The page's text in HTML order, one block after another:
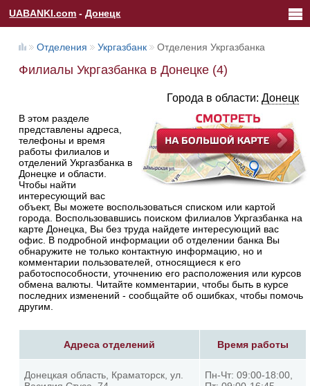
UABANKI.com -Донецк
Отделения Укргазбанк Отделения Укргазбанка
Филиалы Укргазбанка в Донецке (4)
Города в области: Донецк
В этом разделе
представлены адреса,
телефоны и время
работы филиалов и
отделений Укргазбанка в
Донецке и области.
Чтобы найти
интересующий вас
объект, Вы можете воспользоваться списком или картой
города. Воспользовавшись поиском филиалов Укргазбанка на
карте Донецка, Вы без труда найдете интересующий вас
офис. В подробной информации об отделении банка Вы
обнаружите не только контактную информацию, но и
комментарии пользователей, относящиеся к его
работоспособности, уточнению его расположения или курсов
обмена валюты. Читайте комментарии, чтобы быть в курсе
последних изменений - сообщайте об ошибках, чтобы помочь
другим.
Адреса отделений Время работы
Донецкая область, Краматорск, ул.
Пн-Чт: 09:00-18:00,